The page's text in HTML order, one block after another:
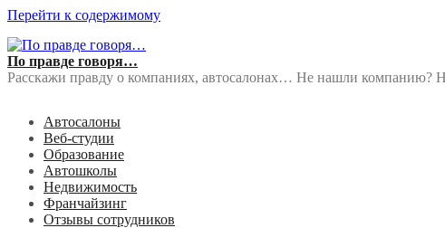
Перейти к содержимому
По правде говоря…
Расскажи правду о компаниях, автосалонах… Не нашли компанию?
Автосалоны
Веб-студии
Образование
Автошколы
Недвижимость
Франчайзинг
Отзывы сотрудников